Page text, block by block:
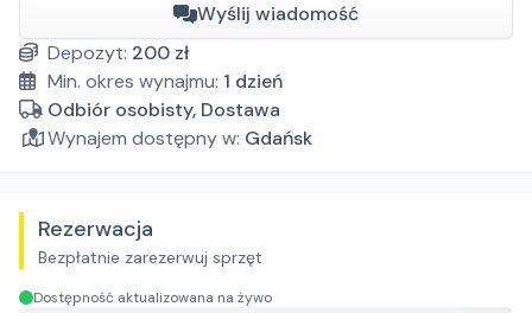
Wyślij wiadomość
Depozyt: 200 zł
Min. okres wynajmu: 1 dzień
Odbiór osobisty, Dostawa
Wynajem dostępny w: Gdańsk
Rezerwacja
Bezpłatnie zarezerwuj sprzęt
Dostępność aktualizowana na żywo